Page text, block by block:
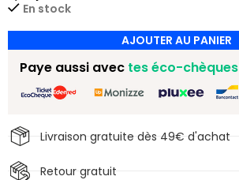
En stock
AJOUTER AU PANIER
Livraison gratuite dès 49€ d'achat
Retour gratuit
Paye aussi avec tes éco-chèques